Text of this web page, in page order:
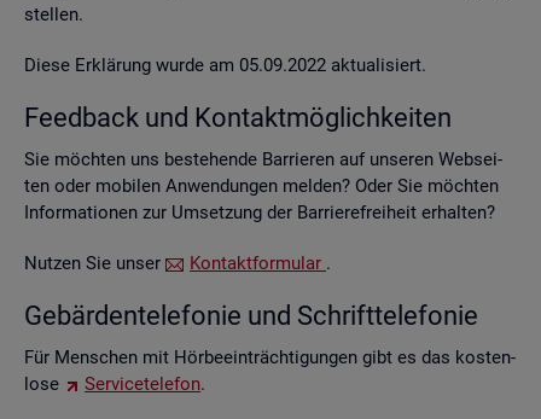
stel­len.
Diese Er­klä­rung wurde am 05.09.2022 ak­tua­li­siert.
Feed­back und Kon­takt­mög­lich­kei­ten
Sie möch­ten uns be­stehen­de Bar­rie­ren auf un­se­ren Web­sei­
ten oder mo­bi­len An­wen­dun­gen mel­den? Oder Sie möch­ten
In­for­ma­tio­nen zur Um­set­zung der Bar­rie­re­frei­heit er­hal­ten?
Nut­zen Sie unser Kon­takt­for­mu­lar .
Ge­bär­den­te­le­fo­nie und Schrift­te­le­fo­nie
Für Men­schen mit Hör­be­ein­träch­ti­gun­gen gibt es das kos­ten­
lo­se
Ser­vice­te­le­fon.